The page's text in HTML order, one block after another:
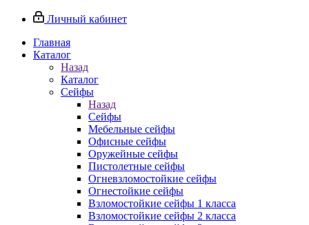
Личный кабинет
Главная
Каталог
Назад
Каталог
Сейфы
Назад
Сейфы
Мебельные сейфы
Офисные сейфы
Оружейные сейфы
Пистолетные сейфы
Огневзломостойкие сейфы
Огнестойкие сейфы
Взломостойкие сейфы 1 класса
Взломостойкие сейфы 2 класса